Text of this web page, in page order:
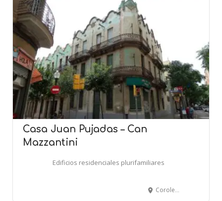
Casa Juan Pujadas – Can
Mazzantini
Edificios residenciales plurifamiliares
Coroleu, 73 al 77 - Concepción Arenal, 289 - BARCELONA